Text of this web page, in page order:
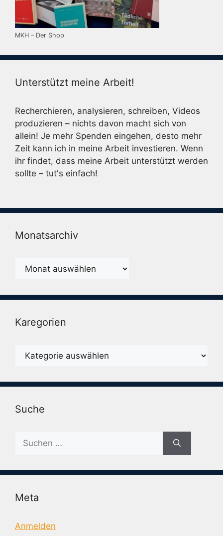
MKH – Der Shop
Unterstützt meine Arbeit!
Recherchieren, analysieren, schreiben, Videos
produzieren – nichts davon macht sich von
allein! Je mehr Spenden eingehen, desto mehr
Zeit kann ich in meine Arbeit investieren. Wenn
ihr findet, dass meine Arbeit unterstützt werden
sollte – tut's einfach!
Monatsarchiv
Monatsarchiv
Karegorien
Karegorien
Suche
nach:
Meta
Anmelden